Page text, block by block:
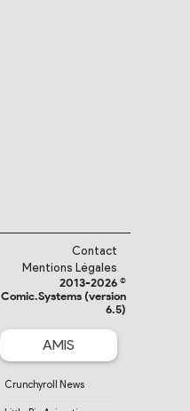
Contact
Mentions Légales
2013-2026 ©
Comic.Systems (version
6.5)
AMIS
Crunchyroll News